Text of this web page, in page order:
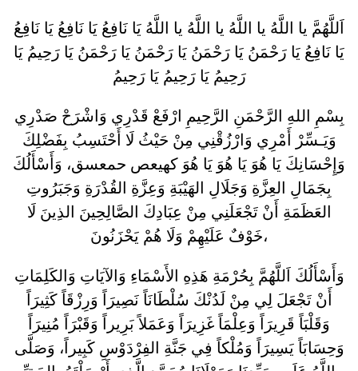
اَللَّهُمَّ يا اللَّهُ يا اللَّهُ يا اللَّهُ يا اللَّهُ يَا نَافِعُ يَا نَافِعُ يَا نَافِعُ
يَا نَافِعُ يَا رَحْمَنُ يَا رَحْمَنُ يَا رَحْمَنُ يَا رَحْمَنُ يَا رَحِيمُ يَا
رَحِيمُ يَا رَحِيمُ يَا رَحِيمُ
بِسْمِ اللهِ الرَّحْمَنِ الرَّحِيمِ ارْفَعْ قَدْرِي وَاشْرَحْ صَدْرِي
وَيَـسِّرْ أَمْرِي وَارْزُقْنِي مِنْ حَيْثُ لَا أَحْتَسِبُ بِفَضْلِكَ
وَإِحْسَانِكَ يَا هُوَ يَا هُوَ يَا هُوَ كهيعص حمعسق، وَأَسْأَلُكَ
بِجَمَالِ العِزَّةِ وَجَلَالِ الهَيْبَةِ وَعِزَّةِ القُدْرَةِ وَجَبَرُوتِ
العَظَمَةِ أَنْ تَجْعَلَنِي مِنْ عِبَادِكَ الصَّالِحِينَ الذِينَ لَا
خَوْفٌ عَلَيْهِمْ وَلَا هُمْ يَحْزَنُونَ،
وَأَسْأَلُكَ اَللَّهُمَّ بِحُرْمَةِ هَذِهِ الأَسْمَاءِ وَالآيَاتِ وَالكَلِمَاتِ
أَنْ تَجْعَلَ لِي مِنْ لَدُنْكَ سُلْطَانَاً نَصِيرَاً وَرِزْقَاً كَثِيرَاً
وَقَلْبَاً قَرِيرَاً وَعِلْمَاً غَزِيرَاً وَعَمَلاً بَرِيراً وَقَبْرَاً مُنِيرَاً
وَحِسَابَاً يَسِيرَاً وَمُلْكاً فِي جَنَّةِ الفِرْدَوْسِ كَبِيراً، وَصَلَّى